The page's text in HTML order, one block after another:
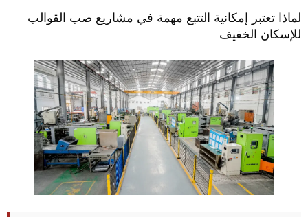
تعتبر إمكانية التتبع مهمة في مشاريع صب القوالب
الخفيف